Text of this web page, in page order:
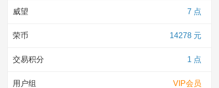
7 点
威望
14278 元
荣币
1 点
交易积分
VIP会员
用户组